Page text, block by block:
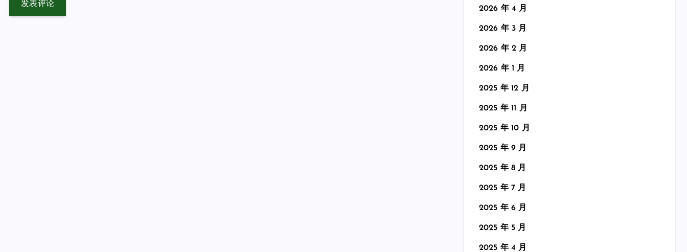
2026 年 4 月
2026 年 3 月
2026 年 2 月
2026 年 1 月
2025 年 12 月
2025 年 11 月
2025 年 10 月
2025 年 9 月
2025 年 8 月
2025 年 7 月
2025 年 6 月
2025 年 5 月
2025 年 4 月